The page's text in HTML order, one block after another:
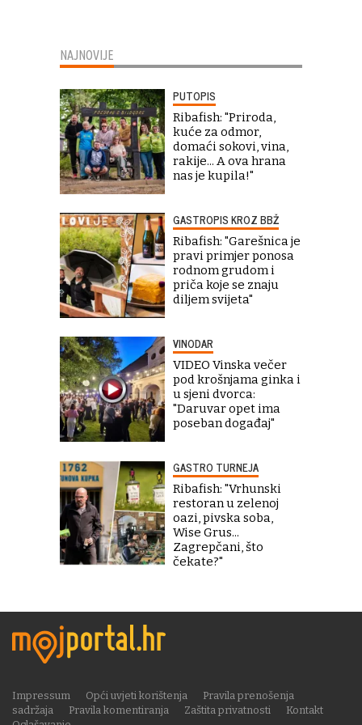
NAJNOVIJE
PUTOPIS
Ribafish: "Priroda,
kuće za odmor,
domaći sokovi, vina,
rakije... A ova hrana
nas je kupila!"
GASTROPIS KROZ BBŽ
Ribafish: "Garešnica je
pravi primjer ponosa
rodnom grudom i
priča koje se znaju
diljem svijeta"
VINODAR
VIDEO Vinska večer
pod krošnjama ginka i
u sjeni dvorca:
"Daruvar opet ima
poseban događaj"
GASTRO TURNEJA
Ribafish: "Vrhunski
restoran u zelenoj
oazi, pivska soba,
Wise Grus...
Zagrepčani, što
čekate?"
Impressum Opći uvjeti korištenja
Pravila prenošenja
sadržaja
Pravila komentiranja Zaštita privatnosti
Kontakt